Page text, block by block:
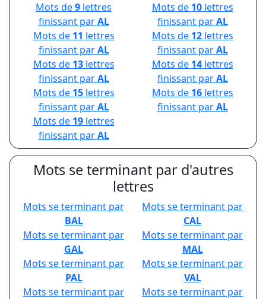
Mots de9 lettres
finissant parAL
Mots de 10lettres
finissant parAL
Mots de 11 lettres
finissant parAL
Mots de 12lettres
finissant parAL
Mots de 13lettres
finissant parAL
Mots de 14lettres
finissant parAL
Mots de 15lettres
finissant parAL
Mots de 16lettres
finissant parAL
Mots de 19lettres
finissant parAL
Mots se terminant par d'autres
lettres
Mots se terminant par
BAL
Mots se terminant par
CAL
Mots se terminant par
GAL
Mots se terminant par
MAL
Mots se terminant par
PAL
Mots se terminant par
VAL
Mots se terminant par
Mots se terminant par